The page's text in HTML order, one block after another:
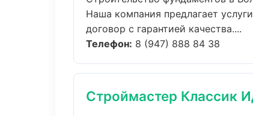
Наша компания предлагает
договор с гарантией качества....
Телефон: 8 (947) 888 84 38
Строймастер Классик